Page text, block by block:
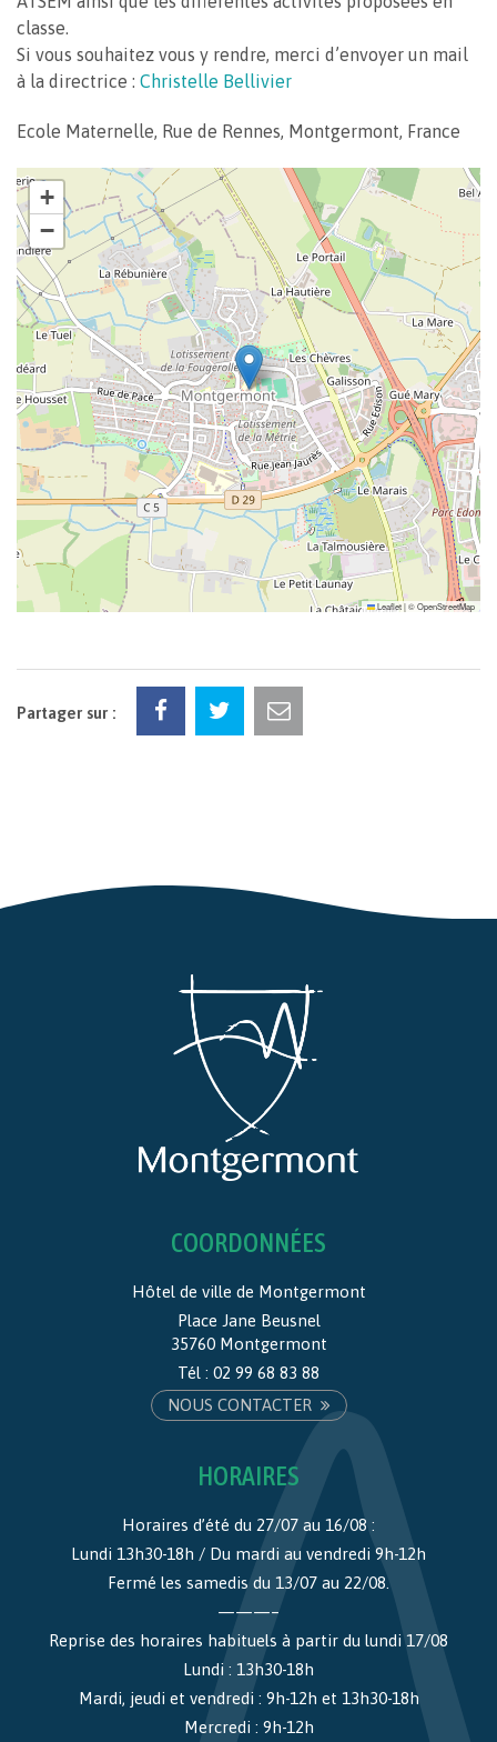
classe.
Si vous souhaitez vous y rendre, merci d’envoyer un mail
à la directrice : Christelle Bellivier
Ecole Maternelle, Rue de Rennes, Montgermont, France
+
−
Leaflet|©OpenStreetMap
Partager sur :
COORDONNÉES
Hôtel de ville de Montgermont
Place Jane Beusnel
35760 Montgermont
Tél : 02 99 68 83 88
NOUS CONTACTER
HORAIRES
Horaires d’été du 27/07 au 16/08 :
Lundi 13h30-18h / Du mardi au vendredi 9h-12h
Fermé les samedis du 13/07 au 22/08.
———–
Reprise des horaires habituels à partir du lundi 17/08
Lundi : 13h30-18h
Mardi, jeudi et vendredi : 9h-12h et 13h30-18h
Mercredi : 9h-12h